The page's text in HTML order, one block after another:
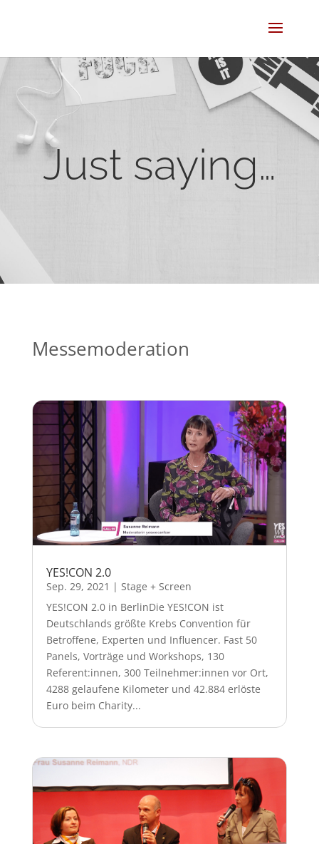
Just saying…
Messemoderation
YES!CON 2.0
Sep. 29, 2021 | Stage + Screen
YES!CON 2.0 in BerlinDie YES!CON ist
Deutschlands größte Krebs Convention für
Betroffene, Experten und Influencer. Fast 50
Panels, Vorträge und Workshops, 130
Referent:innen, 300 Teilnehmer:innen vor Ort,
4288 gelaufene Kilometer und 42.884 erlöste
Euro beim Charity...